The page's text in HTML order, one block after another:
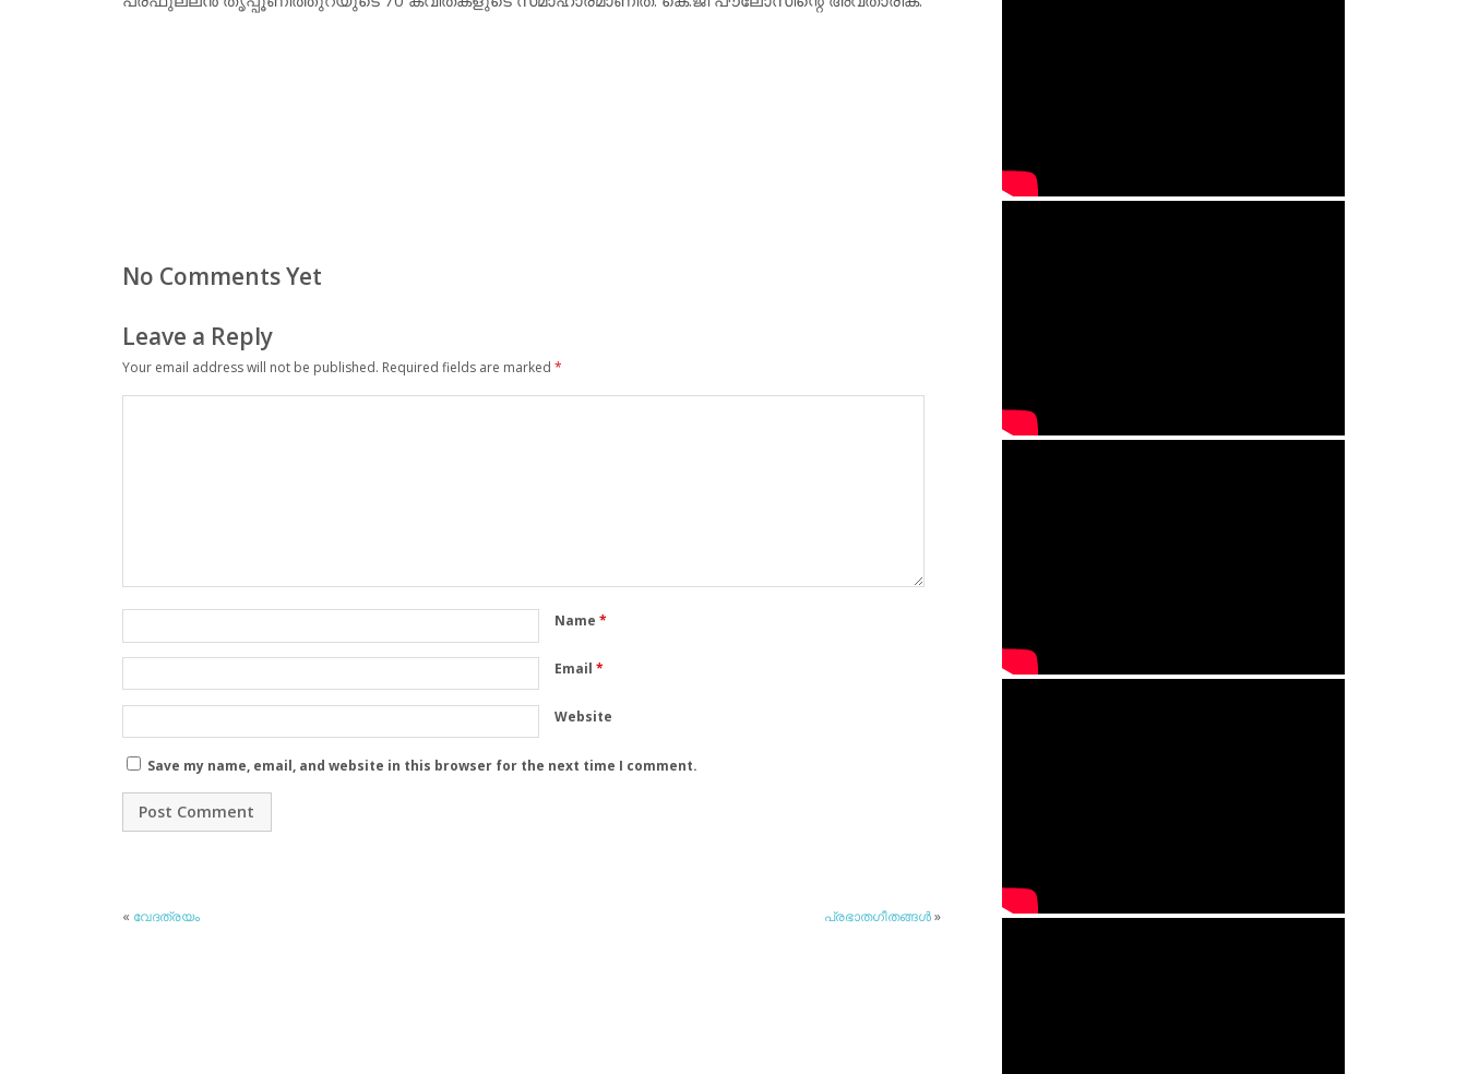
No Comments Yet
Leave a Reply
Your email address will not be published. Required fields are marked *
Name *
Email *
Website
Save my name, email, and website in this browser for the next time I comment.
« വേദത്രയം പ്രഭാതഗീതങ്ങള്‍»